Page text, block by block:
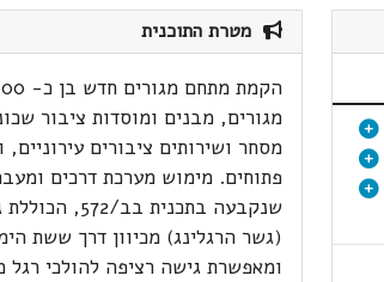
מטרת התוכנית
מגורים, מבנים ומוסדות ציבור
מסחר ושירותים ציבורים עירוניים,
פתוחים. מימוש מערכת דרכים
שנקבעה
(גשר הרגלינג) מכיוון דרך ששת
ומאפשרת גישה רציפה להולכי רגל